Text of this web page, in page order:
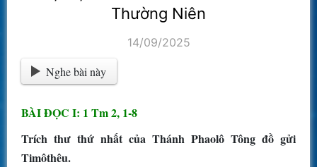
Thường Niên
14/09/2025
Nghe bài này
BÀI ĐỌC I: 1 Tm 2, 1-8
Trích thư thứ nhất của Thánh Phaolô Tông đồ gửi
Timôthêu.